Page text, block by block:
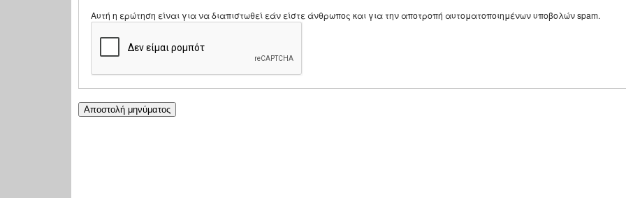
Αυτή η ερώτηση είναι για να διαπιστωθεί εάν είστε άνθρωπος και για την αποτροπή αυτοματοποιημένων υποβολών spam.